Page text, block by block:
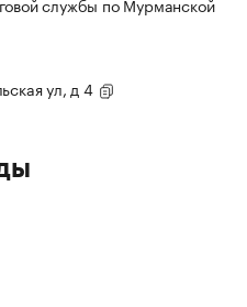
службы по Мурманской
ул, д 4